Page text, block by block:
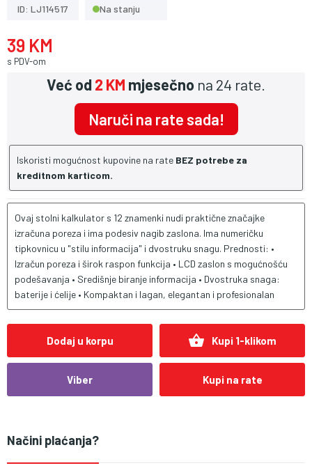
ID: LJ114517 Na stanju
39 KM
s PDV-om
Već od2 KM mjesečno na 24 rate.
Naruči na rate sada!
Iskoristi mogućnost kupovine na rate BEZ potrebe za
kreditnom karticom.
Ovaj stolni kalkulator s 12 znamenki nudi praktične značajke
izračuna poreza i ima podesiv nagib zaslona. Ima numeričku
tipkovnicu u "stilu informacija" i dvostruku snagu. Prednosti: •
Izračun poreza i širok raspon funkcija • LCD zaslon s mogućnošću
podešavanja • Središnje biranje informacija • Dvostruka snaga:
baterije i ćelije • Kompaktan i lagan, elegantan i profesionalan
Dodaj u korpu shopping_basket Kupi 1-klikom
Viber Kupi na rate
Načini plaćanja?